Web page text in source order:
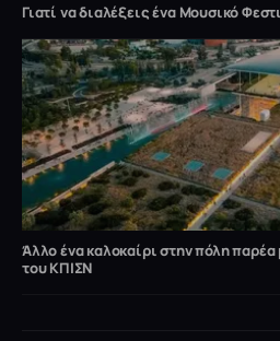
Γιατί να διαλέξεις ένα Μουσικό
Άλλο ένα καλοκαίρι στην πόλη
του ΚΠΙΣΝ